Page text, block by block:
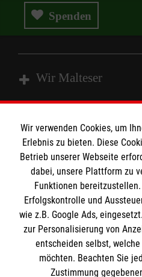
Spenden
Wir Malteser
Angebote und Leistungen
Unsere Kurse
Mitarbeiten
Wir Malteser
Informationen
Kontakt
Pressestelle
Impressum
Malteser online
Malteserorden
Malteser Jugend
Wir verwenden Cookies, um
Erlebnis zu bieten. Diese
Betrieb unserer Webseite
dabei, unsere Plattform zu
Funktionen
Erfolgskontrolle und
wie z.B. Google Ads,
zur Personalisierung von
entscheiden selbst,
möchten. Beachten Sie
Zustimmung